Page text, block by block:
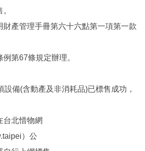
財產管理手冊第六十六點第一項第一款
第67條規定辦理。
設備(含動產及非消耗品)已標售成功，
台北惜物網
）公